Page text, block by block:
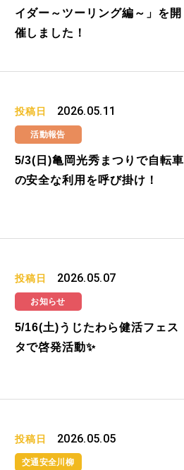
イダー～ツーリング編～」を開
催しました！
投稿日 2026.05.11
活動報告
5/3(日)亀岡光秀まつりで自転車
の安全な利用を呼び掛け！
投稿日 2026.05.07
お知らせ
5/16(土)うじたわら健活フェス
タで啓発活動✨
投稿日 2026.05.05
交通安全川柳